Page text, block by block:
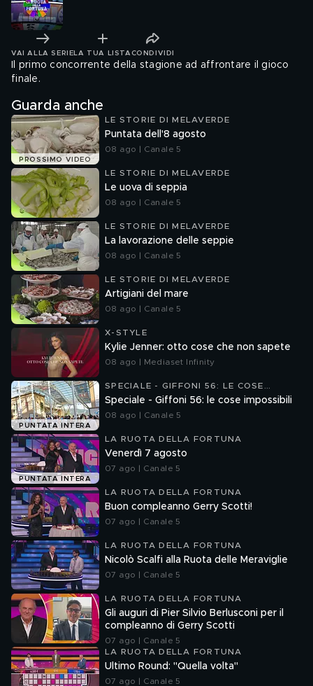
VAI ALLA SERIE LA TUA LISTA CONDIVIDI
Il primo concorrente della stagione ad affrontare il gioco
finale.
Guarda anche
PROSSIMO VIDEO
LE STORIE DI MELAVERDE
Puntata dell'8 agosto
08 ago | Canale 5
LE STORIE DI MELAVERDE
Le uova di seppia
08 ago | Canale 5
LE STORIE DI MELAVERDE
La lavorazione delle seppie
08 ago | Canale 5
LE STORIE DI MELAVERDE
Artigiani del mare
08 ago | Canale 5
X-STYLE
Kylie Jenner: otto cose che non sapete
08 ago | Mediaset Infinity
PUNTATA INTERA
SPECIALE - GIFFONI 56: LE COSE
IMPOSSIBILI
Speciale - Giffoni 56: le cose impossibili
08 ago | Canale 5
PUNTATA INTERA
LA RUOTA DELLA FORTUNA
Venerdì 7 agosto
07 ago | Canale 5
LA RUOTA DELLA FORTUNA
Buon compleanno Gerry Scotti!
07 ago | Canale 5
LA RUOTA DELLA FORTUNA
Nicolò Scalfi alla Ruota delle Meraviglie
07 ago | Canale 5
LA RUOTA DELLA FORTUNA
Gli auguri di Pier Silvio Berlusconi per il
compleanno di Gerry Scotti
07 ago | Canale 5
LA RUOTA DELLA FORTUNA
Ultimo Round: "Quella volta"
07 ago | Canale 5